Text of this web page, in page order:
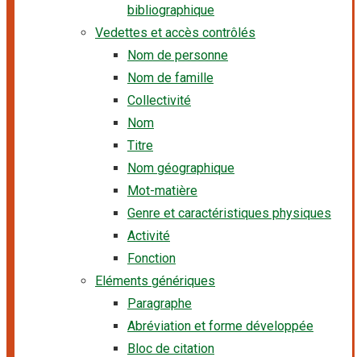
bibliographique
Vedettes et accès contrôlés
Nom de personne
Nom de famille
Collectivité
Nom
Titre
Nom géographique
Mot-matière
Genre et caractéristiques physiques
Activité
Fonction
Eléments génériques
Paragraphe
Abréviation et forme développée
Bloc de citation